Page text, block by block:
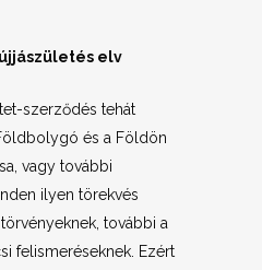
elv
szerződés tehát
és a Földön
vagy további
ilyen törekvés
további a
felismeréseknek. Ezért